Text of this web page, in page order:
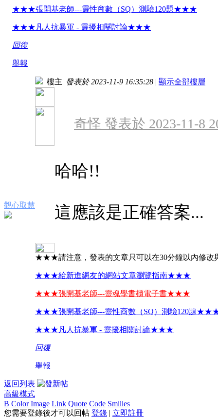
★★★張開基老師---靈性商數（SQ）測驗120題★★★
★★★凡人抗暴軍 - 靈擾相關討論★★★
回復
舉報
觀心取慧
樓主| 發表於 2023-11-9 16:35:28 | 顯示全部樓層
奇怪 發表於 2023-11-8
哈哈!!
這應該是正確答案...
★★★請注意，發表的文章只可以在30分鐘以內修
★★★給新進網友的網站文章瀏覽指南★★★
★★★張開基老師---靈魂學書櫃電子書★★★
★★★張開基老師---靈性商數（SQ）測驗120題
★★★凡人抗暴軍 - 靈擾相關討論★★★
回復
舉報
返回列表
高級模式
B Color Image Link Quote Code Smilies
您需要登錄後才可以回帖 登錄 | 立即註冊